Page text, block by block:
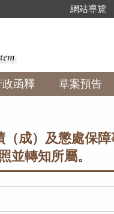
網站導覽
政函釋 草案預告
成）及懲處保
並轉知所屬。